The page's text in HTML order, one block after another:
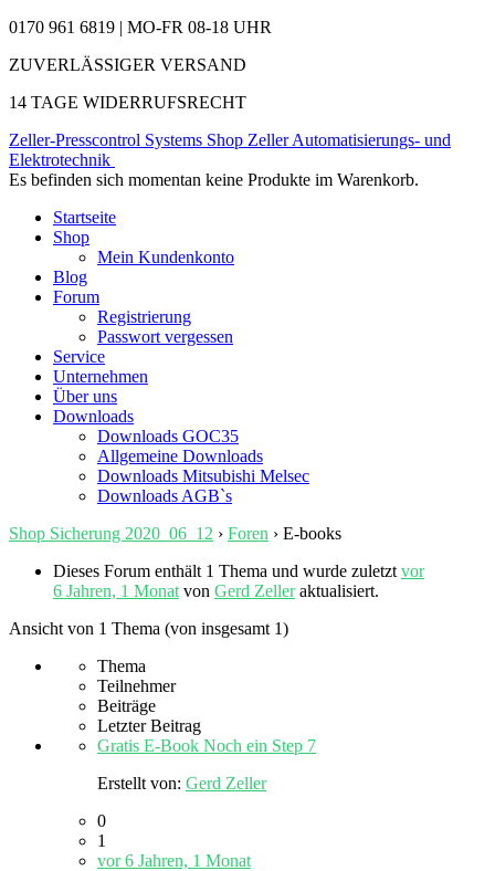
0170 961 6819 | MO-FR 08-18 UHR
ZUVERLÄSSIGER VERSAND
14 TAGE WIDERRUFSRECHT
Zeller-Presscontrol Systems Shop Zeller Automatisierungs- und
Elektrotechnik
Es befinden sich momentan keine Produkte im Warenkorb.
Startseite
Shop
Mein Kundenkonto
Blog
Forum
Registrierung
Passwort vergessen
Service
Unternehmen
Über uns
Downloads
Downloads GOC35
Allgemeine Downloads
Downloads Mitsubishi Melsec
Downloads AGB`s
Shop Sicherung 2020_06_12 › Foren › E-books
Dieses Forum enthält 1 Thema und wurde zuletzt vor
6 Jahren, 1 Monat von Gerd Zelleraktualisiert.
Ansicht von 1 Thema (von insgesamt 1)
Thema
Teilnehmer
Beiträge
Letzter Beitrag
Gratis E-Book Noch ein Step 7
Erstellt von: Gerd Zeller
0
1
vor 6 Jahren, 1 Monat